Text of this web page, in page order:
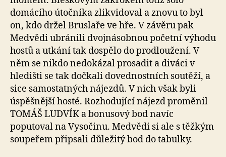
domácího útočníka zlikvidoval a znovu to byl
on, kdo držel Bruslaře ve hře. V závěru pak
Medvědi ubránili dvojnásobnou početní výhodu
hostů a utkání tak dospělo do prodloužení. V
něm se nikdo nedokázal prosadit a diváci v
hledišti se tak dočkali dovednostních soutěží, a
sice samostatných nájezdů. V nich však byli
úspěšnější hosté. Rozhodující nájezd proměnil
TOMÁŠ LUDVÍK a bonusový bod navíc
poputoval na Vysočinu. Medvědi si ale s těžkým
soupeřem připsali důležitý bod do tabulky.